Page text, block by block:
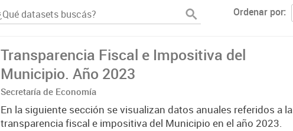
Ordenar por
Transparencia Fiscal e Impositiva del
Municipio. Año 2023
Secretaría de Economía
En la siguiente sección se visualizan datos anuales referidos a la
transparencia fiscal e impositiva del Municipio en el año 2023.